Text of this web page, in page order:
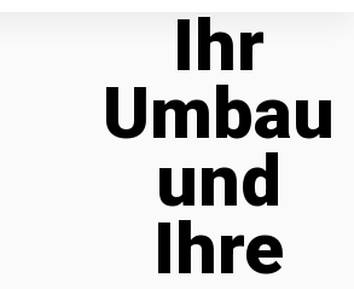
Ihr
Umbau
und
Ihre